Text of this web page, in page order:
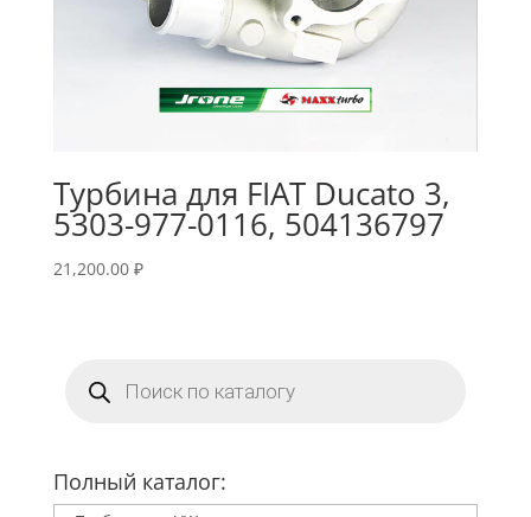
Турбина для FIAT Ducato 3,
5303-977-0116, 504136797
21,200.00 ₽
товаров
Полный каталог: